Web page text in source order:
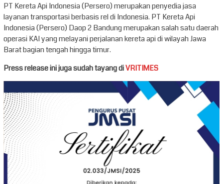
PT Kereta Api Indonesia (Persero) merupakan penyedia jasa
layanan transportasi berbasis rel di Indonesia. PT Kereta Api
Indonesia (Persero) Daop 2 Bandung merupakan salah satu daerah
operasi KAI yang melayani perjalanan kereta api di wilayah Jawa
Barat bagian tengah hingga timur.
Press release ini juga sudah tayang diVRITIMES